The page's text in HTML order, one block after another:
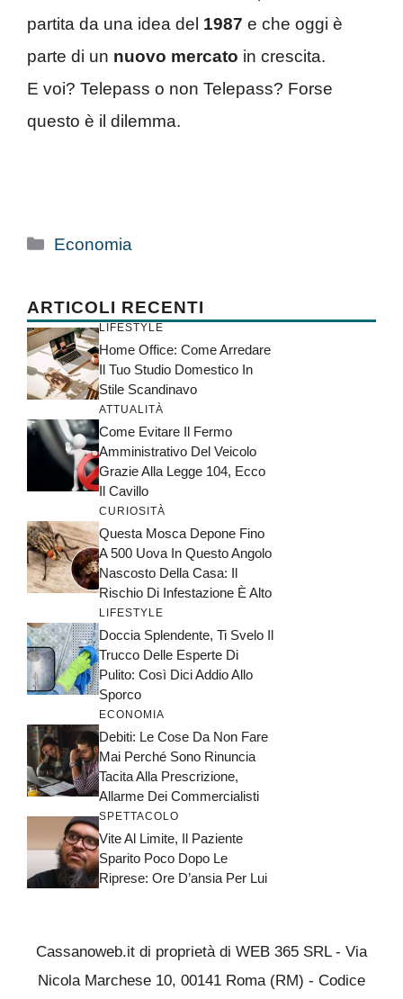
partita da una idea del 1987 e che oggi è
parte di un nuovo mercato in crescita.
E voi? Telepass o non Telepass? Forse
questo è il dilemma.
Categorie
Economia
ARTICOLI RECENTI
LIFESTYLE
Home Office: Come Arredare
Il Tuo Studio Domestico In
Stile Scandinavo
ATTUALITÀ
Come Evitare Il Fermo
Amministrativo Del Veicolo
Grazie Alla Legge 104, Ecco
Il Cavillo
CURIOSITÀ
Questa Mosca Depone Fino
A 500 Uova In Questo Angolo
Nascosto Della Casa: Il
Rischio Di Infestazione È Alto
LIFESTYLE
Doccia Splendente, Ti Svelo Il
Trucco Delle Esperte Di
Pulito: Così Dici Addio Allo
Sporco
ECONOMIA
Debiti: Le Cose Da Non Fare
Mai Perché Sono Rinuncia
Tacita Alla Prescrizione,
Allarme Dei Commercialisti
SPETTACOLO
Vite Al Limite, Il Paziente
Sparito Poco Dopo Le
Riprese: Ore D’ansia Per Lui
Cassanoweb.it di proprietà di WEB 365 SRL - Via
Nicola Marchese 10, 00141 Roma (RM) - Codice